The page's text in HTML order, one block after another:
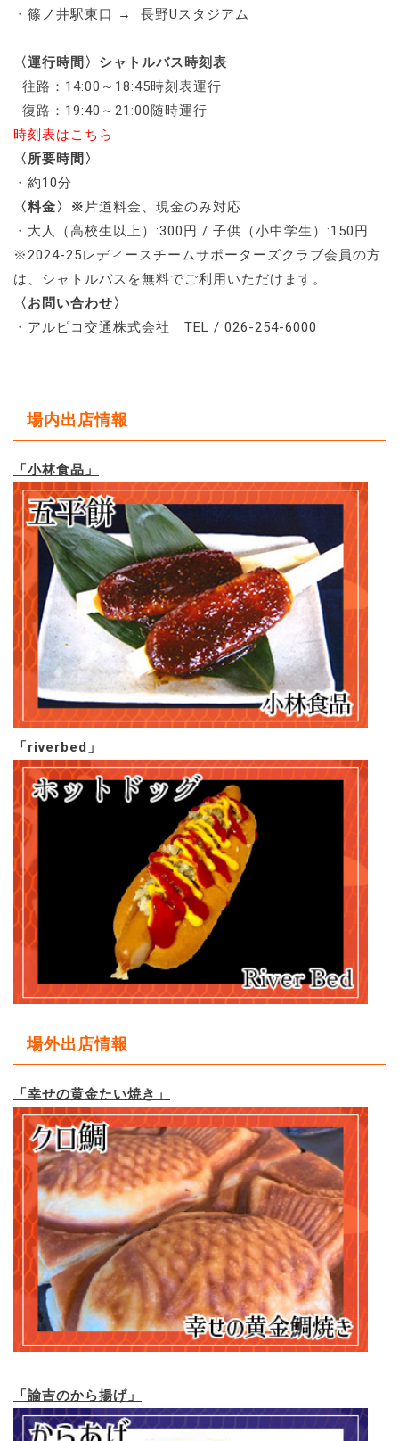
・篠ノ井駅東口 → 長野Uスタジアム
〈運行時間〉シャトルバス時刻表
往路：14:00～18:45時刻表運行
復路：19:40～21:00随時運行
時刻表はこちら
〈所要時間〉
・約10分
〈料金〉※ 片道料金、現金のみ対応
・大人（高校生以上）:300円 / 子供（小中学生）:150円
※2024-25レディースチームサポーターズクラブ会員の方
は、シャトルバスを無料でご利用いただけます。
〈お問い合わせ〉
・アルピコ交通株式会社 TEL / 026-254-6000
場内出店情報
「小林食品」
「riverbed」
場外出店情報
「幸せの黄金たい焼き」
「諭吉のから揚げ」